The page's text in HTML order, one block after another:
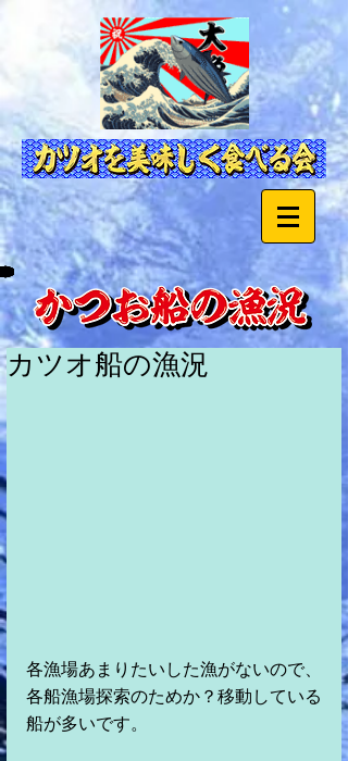
カツオ船の漁況
各漁場あまりたいした漁がないので、
各船漁場探索のためか？移動している
船が多いです。